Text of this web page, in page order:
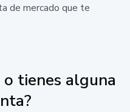
de mercado que te
tienes alguna